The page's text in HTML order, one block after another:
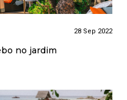
28 Sep 2022
no jardim